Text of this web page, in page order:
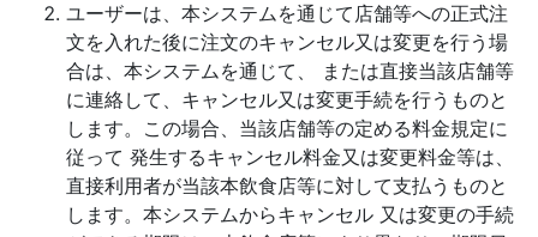
ユーザーは、本システムを通じて店舗等への正式注
文を入れた後に注文のキャンセル又は変更を行う場
合は、本システムを通じて、 または直接当該店舗等
に連絡して、キャンセル又は変更手続を行うものと
します。この場合、当該店舗等の定める料金規定に
従って 発生するキャンセル料金又は変更料金等は、
直接利用者が当該本飲食店等に対して支払うものと
します。本システムからキャンセル 又は変更の手続